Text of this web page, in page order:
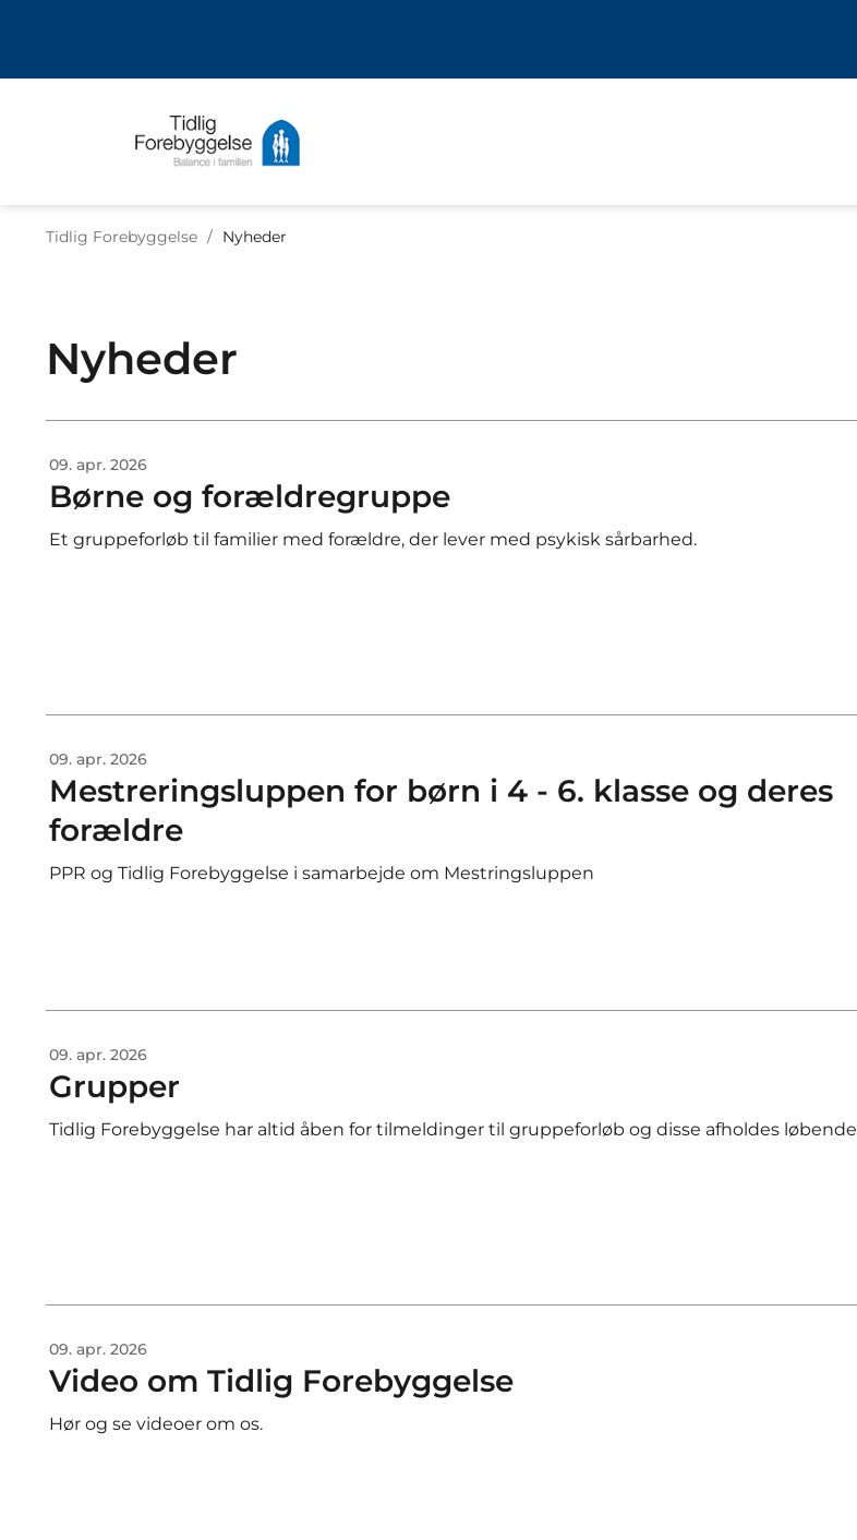
Tidlig Forebyggelse / Nyheder
Nyheder
09. apr. 2026
Børne og forældregruppe
Et gruppeforløb til familier med forældre, der lever med psykisk sårbarhed.
09. apr. 2026
Mestreringsluppen for børn i 4 - 6. klasse og deres
forældre
PPR og Tidlig Forebyggelse i samarbejde om Mestringsluppen
09. apr. 2026
Grupper
Tidlig Forebyggelse har altid åben for tilmeldinger til gruppeforløb og disse afholdes løbende
09. apr. 2026
Video om Tidlig Forebyggelse
Hør og se videoer om os.